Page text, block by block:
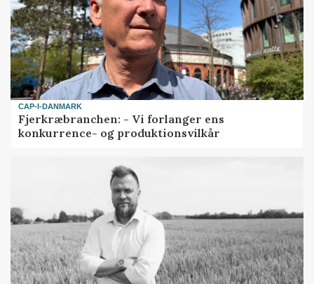
CAP-I-DANMARK
Fjerkræbranchen: - Vi forlanger ens
konkurrence- og produktionsvilkår